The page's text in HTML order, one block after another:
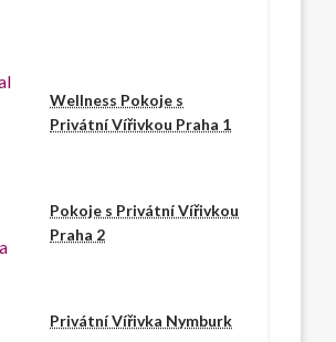
Wellness Pokoje s
Privátní Vířivkou Praha 1
Pokoje s Privátní Vířivkou
Praha 2
Privátní Vířivka Nymburk